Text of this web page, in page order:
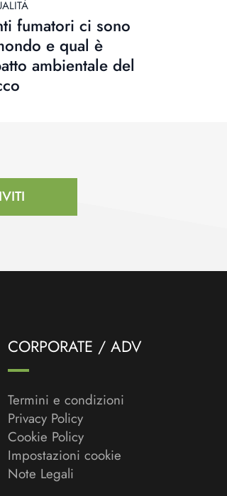
fumatori ci sono
e qual è
ambientale del
CORPORATE / ADV
Termini e condizioni
Privacy Policy
Cookie Policy
Impostazioni cookie
Note Legali